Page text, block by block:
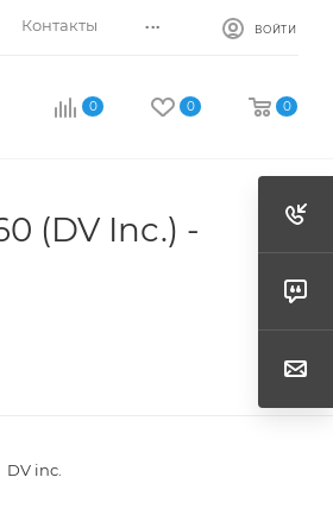
Контакты ... ВОЙТИ
0 0 0
(DV Inc.) -
DV inc.